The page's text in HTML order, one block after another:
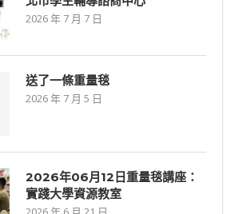
2026 年 7 月 7 日
送了一條重量毯
2026 年 7 月 5 日
2026年06⽉12⽇重量毯講座：
實踐大學資源教室